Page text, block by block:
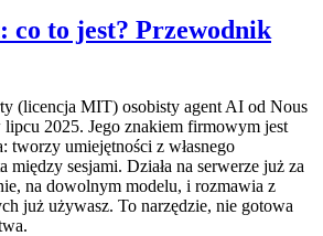
co to jest? Przewodnik
(licencja MIT) osobisty agent AI od Nous
2025. Jego znakiem firmowym jest
tworzy umiejętności z własnego
między sesjami. Działa na serwerze już za
na dowolnym modelu, i rozmawia z
już używasz. To narzędzie, nie gotowa